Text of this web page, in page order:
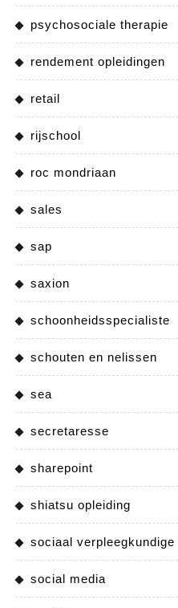
psychosociale therapie
rendement opleidingen
retail
rijschool
roc mondriaan
sales
sap
saxion
schoonheidsspecialiste
schouten en nelissen
sea
secretaresse
sharepoint
shiatsu opleiding
sociaal verpleegkundige
social media